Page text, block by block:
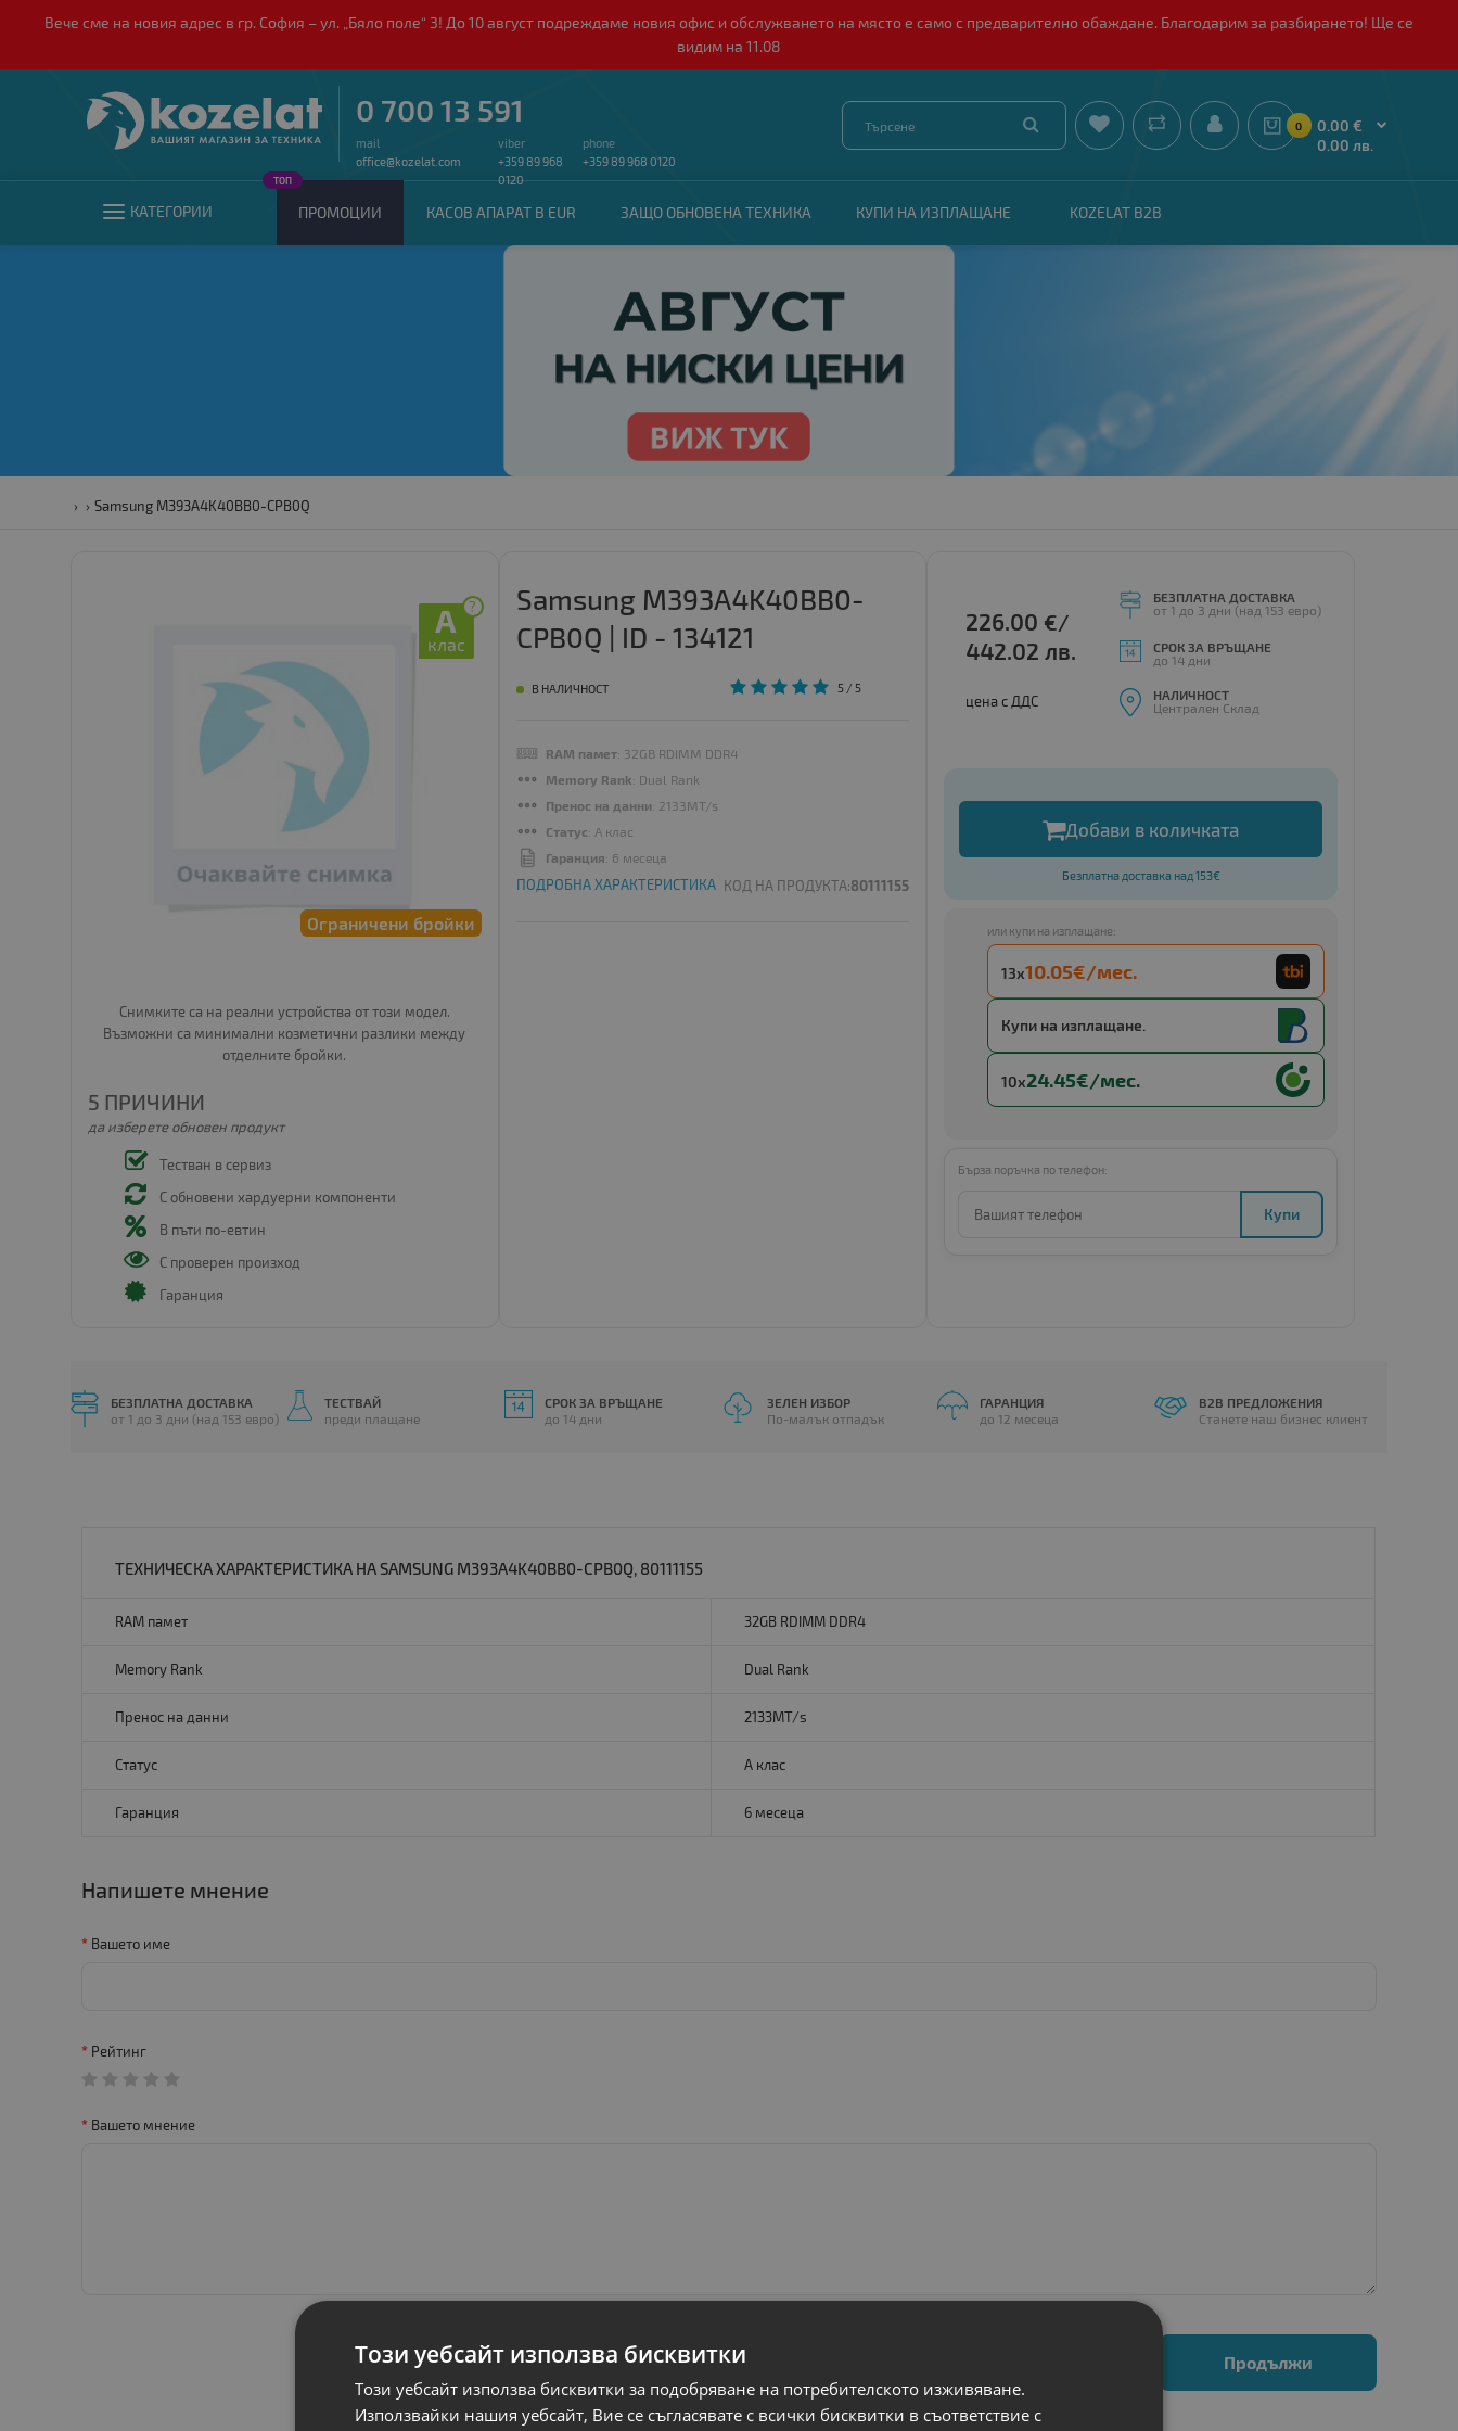
Вече сме на новия адрес в гр. София – ул. „Бяло поле“ 3! До 10 август подреждаме новия офис и обслужването на място е само с предварително обаждане. Благодарим за разбирането! Ще се
видим на 11.08
0 700 13 591
mail
office@kozelat.com
viber
+359 89 968
0120
phone
+359 89 968 0120
 0

0.00 €
0.00 лв.
КАТЕГОРИИ ПРОМОЦИИ
ТОП
КАСОВ АПАРАТ В EUR ЗАЩО ОБНОВЕНА ТЕХНИКА КУПИ НА ИЗПЛАЩАНЕ KOZELAT B2B
Samsung M393A4K40BB0-CPB0Q
Ограничени бройки
?
A
клас
Снимките са на реални устройства от този модел.
Възможни са минимални козметични разлики между
отделните бройки.
5 ПРИЧИНИ
да изберете обновен продукт
Тестван в сервиз
С обновени хардуерни компоненти
В пъти по-евтин
С проверен произход
Гаранция
Samsung M393A4K40BB0-
CPB0Q | ID - 134121
В НАЛИЧНОСТ 5 / 5
RAM памет: 32GB RDIMM DDR4
Memory Rank: Dual Rank
Пренос на данни: 2133MT/s
Статус: A клас
Гаранция: 6 месеца
ПОДРОБНА ХАРАКТЕРИСТИКА КОД НА ПРОДУКТА:80111155
226.00 €/
442.02 лв.
цена с ДДС
БЕЗПЛАТНА ДОСТАВКА
от 1 до 3 дни (над 153 евро)
СРОК ЗА ВРЪЩАНЕ
до 14 дни
НАЛИЧНОСТ
Централен Склад
Добави в количката
Безплатна доставка над 153€
или купи на изплащане:
Купи с
13 x €19.65 (13 x 38.43 BGN)
13x10.05€/мес.
Купи на изплащане.
10x24.45€/мес.
Бърза поръчка по телефон:
Купи
БЕЗПЛАТНА ДОСТАВКА
от 1 до 3 дни (над 153 евро)
ТЕСТВАЙ
преди плащане
СРОК ЗА ВРЪЩАНЕ
до 14 дни
ЗЕЛЕН ИЗБОР
По-малък отпадък
ГАРАНЦИЯ
до 12 месеца
B2B ПРЕДЛОЖЕНИЯ
Станете наш бизнес клиент
ТЕХНИЧЕСКА ХАРАКТЕРИСТИКА НА SAMSUNG M393A4K40BB0-CPB0Q, 80111155
RAM памет 32GB RDIMM DDR4
Memory Rank Dual Rank
Пренос на данни 2133MT/s
Статус A клас
Гаранция 6 месеца
Напишете мнение
Вашето име
Рейтинг
Вашето мнение
Продължи
Този уебсайт използва бисквитки
Този уебсайт използва бисквитки за подобряване на потребителското изживяване.
Използвайки нашия уебсайт, Вие се съгласявате с всички бисквитки в съответствие с